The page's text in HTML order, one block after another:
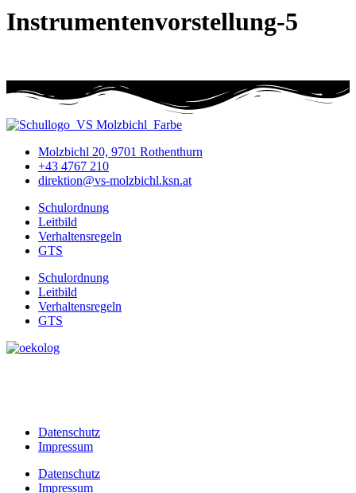
Instrumentenvorstellung-5
Molzbichl 20, 9701 Rothenthurn
+43 4767 210
direktion@vs-molzbichl.ksn.at
Schulordnung
Leitbild
Verhaltensregeln
GTS
Schulordnung
Leitbild
Verhaltensregeln
GTS
Datenschutz
Impressum
Datenschutz
Impressum